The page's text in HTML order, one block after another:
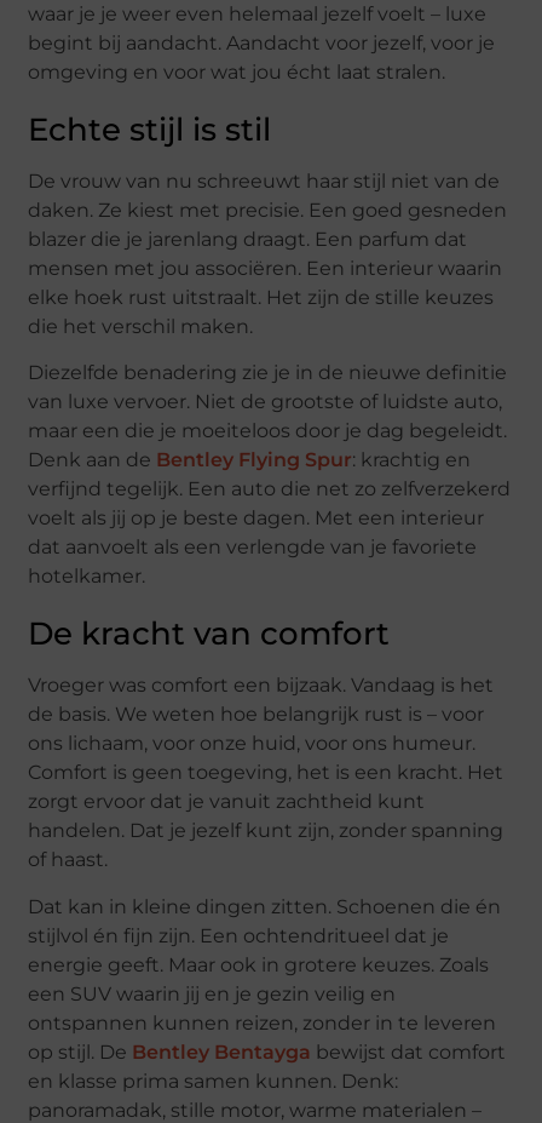
waar je je weer even helemaal jezelf voelt – luxe
begint bij aandacht. Aandacht voor jezelf, voor je
omgeving en voor wat jou écht laat stralen.
Echte stijl is stil
De vrouw van nu schreeuwt haar stijl niet van de
daken. Ze kiest met precisie. Een goed gesneden
blazer die je jarenlang draagt. Een parfum dat
mensen met jou associëren. Een interieur waarin
elke hoek rust uitstraalt. Het zijn de stille keuzes
die het verschil maken.
Diezelfde benadering zie je in de nieuwe definitie
van luxe vervoer. Niet de grootste of luidste auto,
maar een die je moeiteloos door je dag begeleidt.
Denk aan de Bentley Flying Spur: krachtig en
verfijnd tegelijk. Een auto die net zo zelfverzekerd
voelt als jij op je beste dagen. Met een interieur
dat aanvoelt als een verlengde van je favoriete
hotelkamer.
De kracht van comfort
Vroeger was comfort een bijzaak. Vandaag is het
de basis. We weten hoe belangrijk rust is – voor
ons lichaam, voor onze huid, voor ons humeur.
Comfort is geen toegeving, het is een kracht. Het
zorgt ervoor dat je vanuit zachtheid kunt
handelen. Dat je jezelf kunt zijn, zonder spanning
of haast.
Dat kan in kleine dingen zitten. Schoenen die én
stijlvol én fijn zijn. Een ochtendritueel dat je
energie geeft. Maar ook in grotere keuzes. Zoals
een SUV waarin jij en je gezin veilig en
ontspannen kunnen reizen, zonder in te leveren
op stijl. De Bentley Bentayga bewijst dat comfort
en klasse prima samen kunnen. Denk:
panoramadak, stille motor, warme materialen –